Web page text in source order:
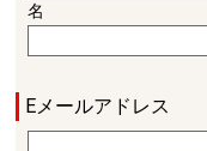
名
Eメールアドレス